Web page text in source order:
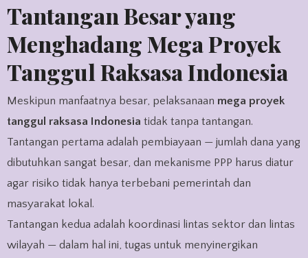
Tantangan Besar yang
Menghadang Mega Proyek
Tanggul Raksasa Indonesia
Meskipun manfaatnya besar, pelaksanaan mega proyek
tanggul raksasa Indonesia tidak tanpa tantangan.
Tantangan pertama adalah pembiayaan — jumlah dana yang
dibutuhkan sangat besar, dan mekanisme PPP harus diatur
agar risiko tidak hanya terbebani pemerintah dan
masyarakat lokal.
Tantangan kedua adalah koordinasi lintas sektor dan lintas
wilayah — dalam hal ini, tugas untuk menyinergikan